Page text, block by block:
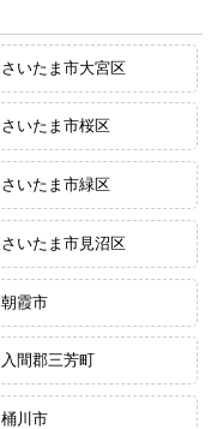
さいたま市大宮区
さいたま市桜区
さいたま市緑区
さいたま市見沼区
朝霞市
入間郡三芳町
桶川市